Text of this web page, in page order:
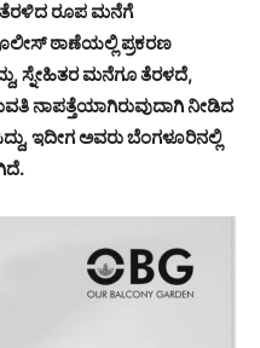
ತೆರಳಿದ ರೂಪ ಮನೆಗೆ
ಠಾಣೆಯಲ್ಲಿ ಪ್ರಕರಣ
ಸ್ನೇಹಿತರ ಮನೆಗೂ ತೆರಳದೆ,
ನಾಪತ್ತೆಯಾಗಿರುವುದಾಗಿ ನೀಡಿದ
ಇದೀಗ ಅವರು ಬೆಂಗಳೂರಿನಲ್ಲಿ